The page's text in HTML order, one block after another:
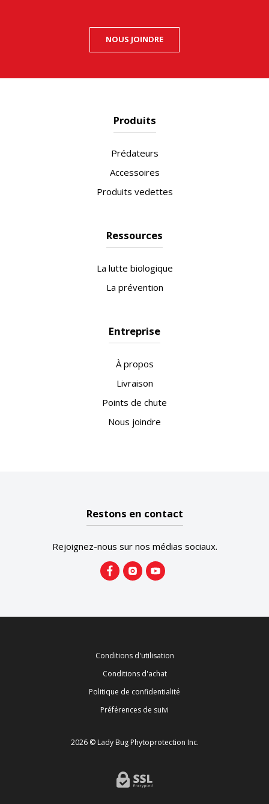
NOUS JOINDRE
Produits
Prédateurs
Accessoires
Produits vedettes
Ressources
La lutte biologique
La prévention
Entreprise
À propos
Livraison
Points de chute
Nous joindre
Restons en contact
Rejoignez-nous sur nos médias sociaux.
Conditions d'utilisation
Conditions d'achat
Politique de confidentialité
Préférences de suivi
2026 © Lady Bug Phytoprotection Inc.